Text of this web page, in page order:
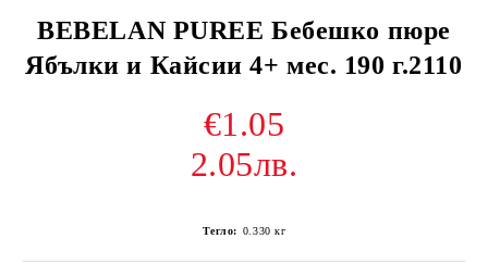
BEBELAN PUREE Бебешко пюре
Ябълки и Кайсии 4+ мес. 190 г.2110
€1.05
2.05лв.
Тегло: 0.330 кг